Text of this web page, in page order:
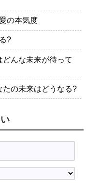
の本気度
?
んな未来が待って
の未来はどうなる?